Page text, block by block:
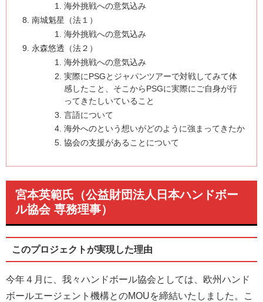
海外挑戦への意気込み
南城魁星（法１）
海外挑戦への意気込み
永森悠透（法２）
海外挑戦への意気込み
実際にPSGとジャパンツアーで対戦してみて体
感したこと、そこからPSGに実際にご自身が行
ってきたしいていること
言語について
海外へのという想いがどのように強まってきたか
協会の支援があることについて
宮本英範氏（公益財団法人日本ハンドボー
ル協会 専務理事）
このプロジェクトが実現した理由
今年４月に、我々ハンドボール協会としては、欧州ハンド
ボールエージェント機構とのMOUを締結いたしました。こ